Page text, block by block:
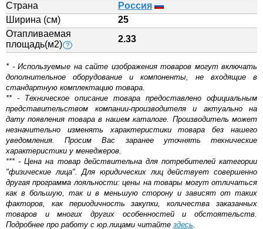
Страна
Россия
Ширина (см)
25
Отапливаемая
площадь(м2) ?
2.33
* - Используемые на сайте изображения товаров могут включать
дополнительное оборудование и компоненты, не входящие в
стандартную комплектацию товара.
** - Техническое описание товара предоставлено официальным
представительством компании-производителя и актуально на
дату появления товара в нашем каталоге. Производитель может
незначительно изменять характеристики товара без нашего
уведомления. Просим Вас заранее уточнять технические
характеристики у менеджеров.
*** - Цена на товар действительна для потребителей категории
"физические лица". Для юридических лиц действует совершенно
другая программа лояльности: цены на товары могут отличаться
как в большую, так и в меньшую сторону и зависят от таких
факторов, как периодичность закупки, количества заказанных
товаров и многих других особенностей и обстоятельств.
Подробнее про работу с юр.лицами читайте здесь.